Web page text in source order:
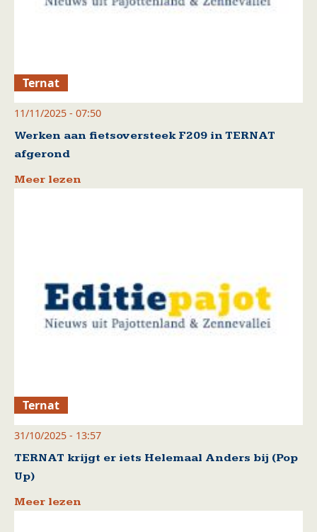
Ternat
11/11/2025 - 07:50
Werken aan fietsoversteek F209 in TERNAT
afgerond
Meer lezen
Ternat
31/10/2025 - 13:57
TERNAT krijgt er iets Helemaal Anders bij (Pop
Up)
Meer lezen